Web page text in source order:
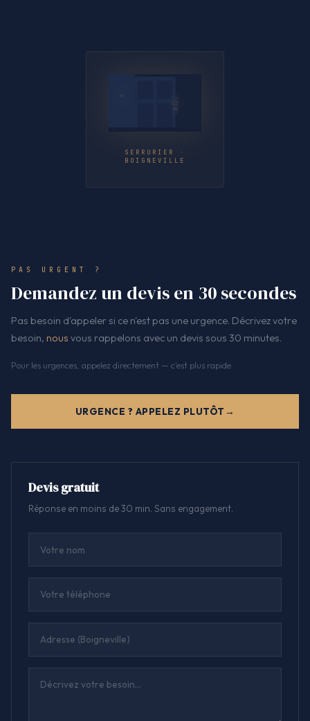
SERRURIER ·
BOIGNEVILLE
PAS URGENT ?
Demandez un devis en 30 secondes
Pas besoin d'appeler si ce n'est pas une urgence. Décrivez votre
besoin, nous vous rappelons avec un devis sous 30 minutes.
Pour les urgences, appelez directement — c'est plus rapide.
URGENCE ? APPELEZ PLUTÔT
Devis gratuit
Réponse en moins de 30 min. Sans engagement.